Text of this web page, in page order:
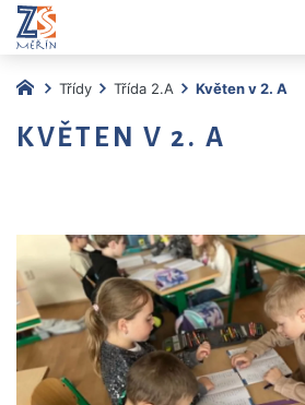
Třídy Třída 2.A Květen v 2. A
KVĚTEN V 2. A